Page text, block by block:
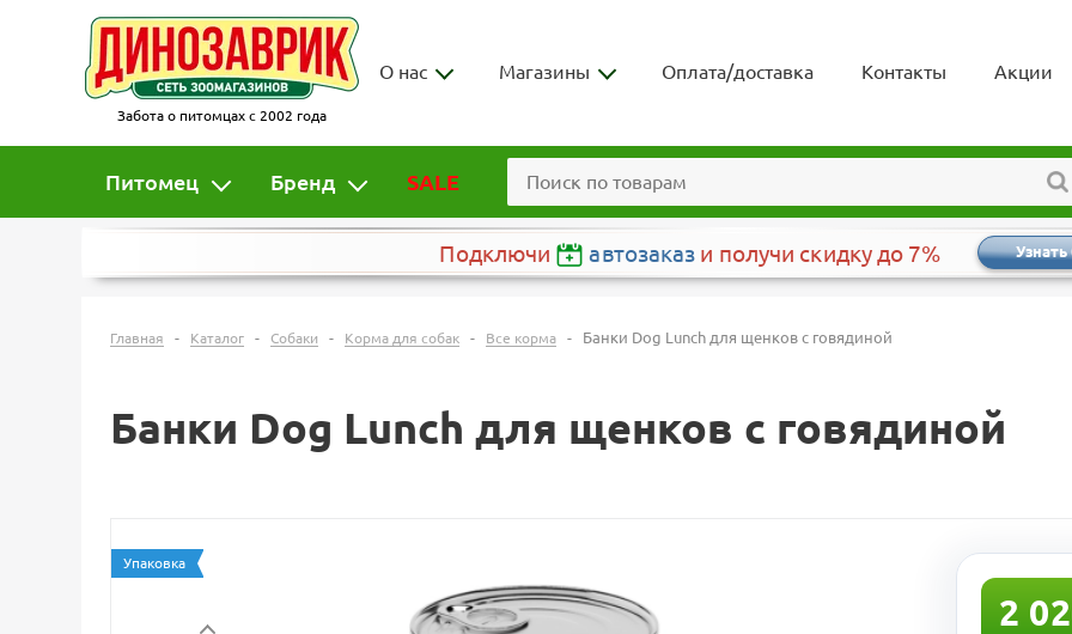
Забота о питомцах с 2002 года
О нас Магазины Оплата/доставка Контакты Акции
Питомец Бренд SALE
Подключи автозаказ и получи скидку до 7%
Главная - Каталог - Собаки - Корма для собак - Все корма - Банки Dog Lunch для щенков с говядиной
Банки Dog Lunch для щенков с говядиной
Упаковка
2